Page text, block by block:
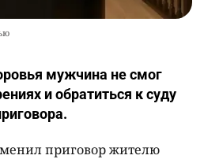
мужчина не смог
и обратиться к суду
приговор жителю